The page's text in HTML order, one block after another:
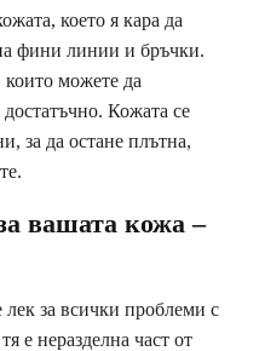
което я кара да
фини линии и бръчки.
можете да
Кожата се
за да остане плътна,
вашата кожа –
за всички проблеми с
е неразделна част от